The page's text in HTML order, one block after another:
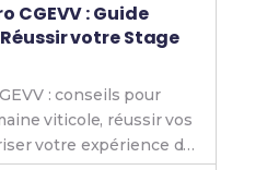
CGEVV : Guide
votre Stage
: conseils pour
viticole, réussir vos
votre expérience de